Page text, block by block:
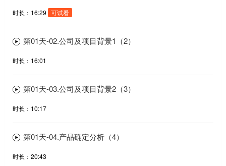
时长：16:29 可试看
第01天-02.公司及项目背景1（2）
时长：16:01
第01天-03.公司及项目背景2（3）
时长：10:17
第01天-04.产品确定分析（4）
时长：20:43